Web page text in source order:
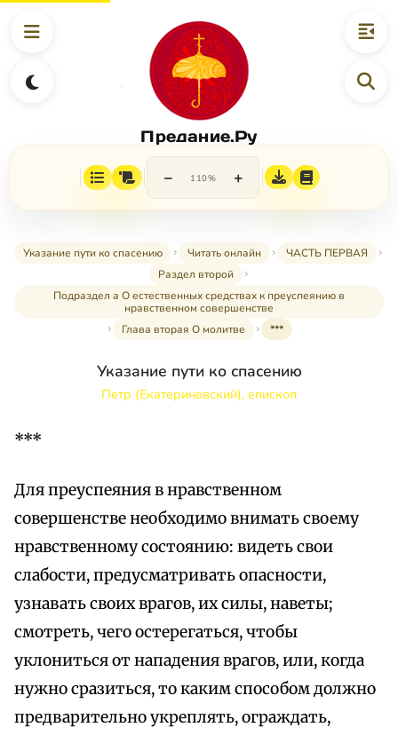
Предание.Ру
− 110% +
Указание пути ко спасению Читать онлайн
ЧАСТЬ ПЕРВАЯ
Раздел второй
Подраздел а О естественных средствах к преуспеянию в
нравственном совершенстве
Глава вторая О молитве
***
Указание пути ко спасению
Петр (Екатериновский), епископ
***
Для преуспеяния в нравственном
совершенстве необходимо внимать своему
нравственному состоянию: видеть свои
слабости, предусматривать опасности,
узнавать своих врагов, их силы, наветы;
смотреть, чего остерегаться, чтобы
уклониться от нападения врагов, или, когда
нужно сразиться, то каким способом должно
предварительно укреплять, ограждать,